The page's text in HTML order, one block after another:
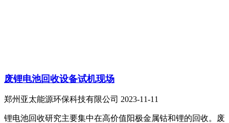
废锂电池回收设备试机现场
郑州亚太能源环保科技有限公司 2023-11-11
锂电池回收研究主要集中在高价值阳极金属钴和锂的回收。废